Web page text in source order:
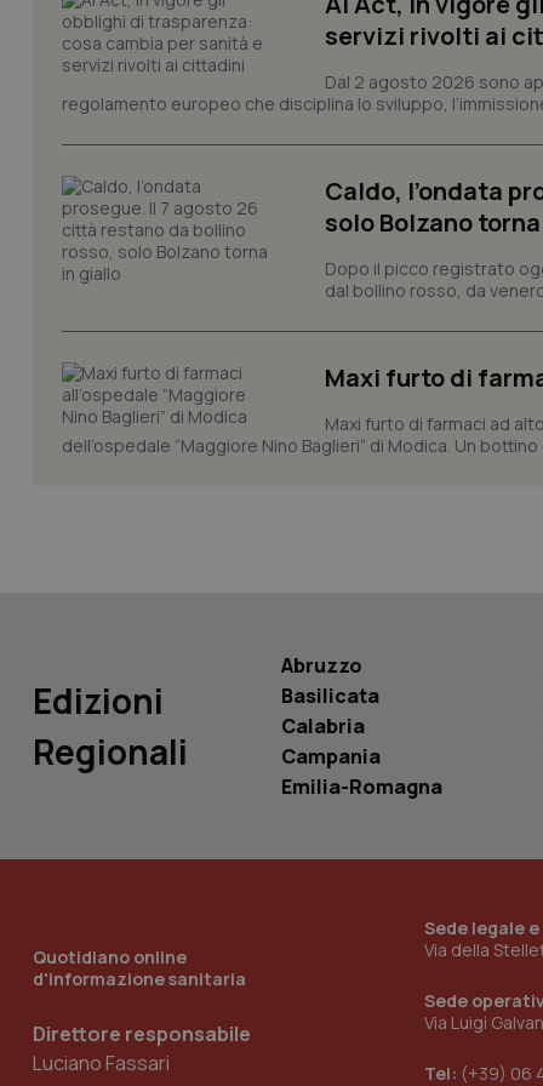
servizi rivolti ai
Dal 2 agosto 2026 sono
regolamento europeo che disciplina lo sviluppo,
Caldo, l’ondata
solo Bolzano
Dopo il picco registrato
dal bollino rosso, da
Maxi furto di
Maxi furto di farmaci ad
dell’ospedale “Maggiore Nino Baglieri” di Modica. Un
Edizioni
Regionali
Abruzzo
Basilicata
Calabria
Campania
Emilia-Romagna
Quotidiano online
d'informazione sanitaria
Direttore responsabile
Luciano Fassari
Sede legale
Via della
Sede
Via Luigi
Tel: (+39) 06
tracking-enable
_ga
YSC